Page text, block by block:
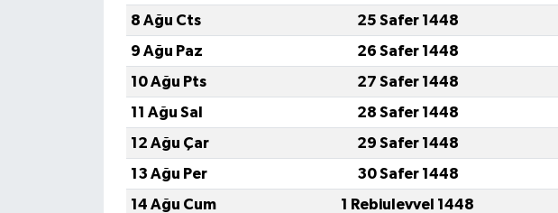
8 Ağu Cts
25 Safer 1448
9 Ağu Paz
26 Safer 1448
10 Ağu Pts
27 Safer 1448
11 Ağu Sal
28 Safer 1448
12 Ağu Çar
29 Safer 1448
13 Ağu Per
30 Safer 1448
14 Ağu Cum
1 Rebiulevvel 1448